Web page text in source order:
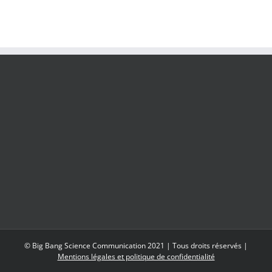
© Big Bang Science Communication 2021 | Tous droits réservés |
Mentions légales et politique de confidentialité